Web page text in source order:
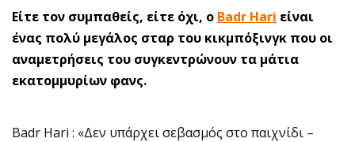
Είτε τον συμπαθείς, είτε όχι, ο Badr Hari είναι
ένας πολύ μεγάλος σταρ του κικμπόξινγκ που οι
αναμετρήσεις του συγκεντρώνουν τα μάτια
εκατομμυρίων φανς.
Badr Hari : «Δεν υπάρχει σεβασμός στο παιχνίδι –